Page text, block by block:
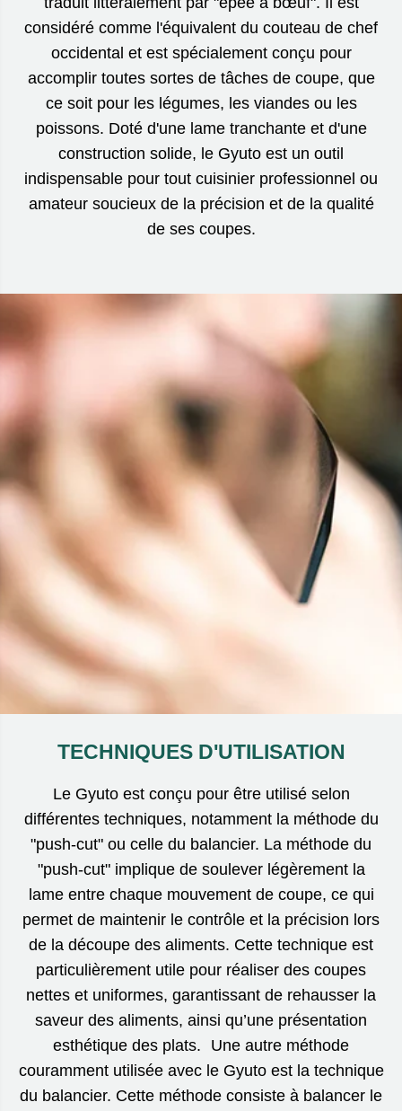
considéré comme l'équivalent du couteau de chef
occidental et est spécialement conçu pour
accomplir toutes sortes de tâches de coupe, que
ce soit pour les légumes, les viandes ou les
poissons. Doté d'une lame tranchante et d'une
construction solide, le Gyuto est un outil
indispensable pour tout cuisinier professionnel ou
amateur soucieux de la précision et de la qualité
de ses coupes.
TECHNIQUES D'UTILISATION
Le Gyuto est conçu pour être utilisé selon
différentes techniques, notamment la méthode du
"push-cut" ou celle du balancier. La méthode du
"push-cut" implique de soulever légèrement la
lame entre chaque mouvement de coupe, ce qui
permet de maintenir le contrôle et la précision lors
de la découpe des aliments. Cette technique est
particulièrement utile pour réaliser des coupes
nettes et uniformes, garantissant de rehausser la
saveur des aliments, ainsi qu’une présentation
esthétique des plats. Une autre méthode
couramment utilisée avec le Gyuto est la technique
du balancier. Cette méthode consiste à balancer le